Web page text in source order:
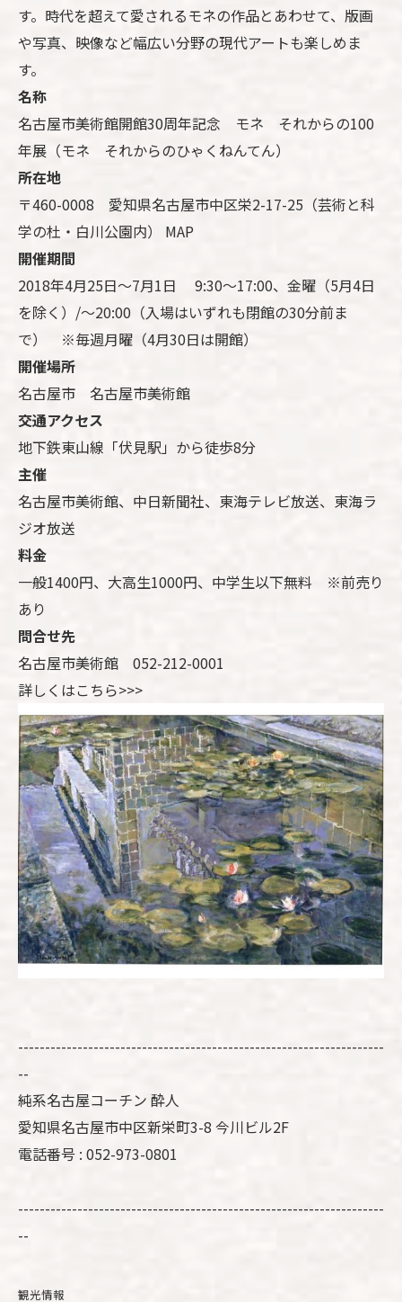
す。時代を超えて愛されるモネの作品とあわせて、版画
や写真、映像など幅広い分野の現代アートも楽しめま
す。
名称
名古屋市美術館開館30周年記念 モネ それからの100
年展（モネ それからのひゃくねんてん）
所在地
〒460-0008 愛知県名古屋市中区栄2-17-25（芸術と科
学の杜・白川公園内） MAP
開催期間
2018年4月25日～7月1日 9:30～17:00、金曜（5月4日
を除く）/～20:00（入場はいずれも閉館の30分前ま
で） ※毎週月曜（4月30日は開館）
開催場所
名古屋市 名古屋市美術館
交通アクセス
地下鉄東山線「伏見駅」から徒歩8分
主催
名古屋市美術館、中日新聞社、東海テレビ放送、東海ラ
ジオ放送
料金
一般1400円、大高生1000円、中学生以下無料 ※前売り
あり
問合せ先
名古屋市美術館 052-212-0001
詳しくはこちら>>>
--------------------------------------------------------------------
--
純系名古屋コーチン 酔人
愛知県名古屋市中区新栄町3-8 今川ビル2F
電話番号 : 052-973-0801
--------------------------------------------------------------------
--
観光情報